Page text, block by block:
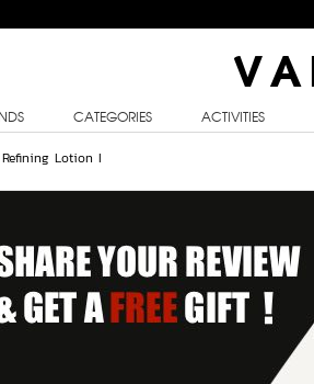
CATEGORIES ACTIVITIES
Refining Lotion I